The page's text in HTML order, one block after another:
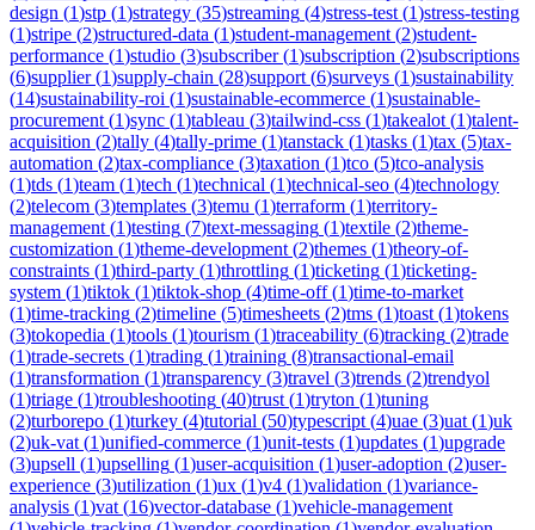
design (1)stp (1)strategy (35)streaming (4)stress-test (1)stress-testing
(1)stripe (2)structured-data (1)student-management (2)student-
performance (1)studio (3)subscriber(1)subscription (2)subscriptions
(6)supplier(1)supply-chain (28)support (6)surveys (1)sustainability
(14)sustainability-roi (1)sustainable-ecommerce (1)sustainable-
procurement (1)sync (1)tableau (3)tailwind-css (1)takealot (1)talent-
acquisition (2)tally (4)tally-prime (1)tanstack (1)tasks (1)tax (5)tax-
automation (2)tax-compliance (3)taxation (1)tco (5)tco-analysis
(1)tds (1)team (1)tech (1)technical (1)technical-seo (4)technology
(2)telecom (3)templates (3)temu (1)terraform (1)territory-
management (1)testing (7)text-messaging (1)textile (2)theme-
customization (1)theme-development (2)themes (1)theory-of-
constraints (1)third-party (1)throttling (1)ticketing (1)ticketing-
system (1)tiktok (1)tiktok-shop (4)time-off(1)time-to-market
(1)time-tracking (2)timeline (5)timesheets (2)tms (1)toast (1)tokens
(3)tokopedia (1)tools (1)tourism (1)traceability (6)tracking (2)trade
(1)trade-secrets (1)trading (1)training (8)transactional-email
(1)transformation (1)transparency (3)travel (3)trends (2)trendyol
(1)triage (1)troubleshooting (40)trust (1)tryton (1)tuning
(2)turborepo (1)turkey (4)tutorial (50)typescript (4)uae (3)uat (1)uk
(2)uk-vat (1)unified-commerce (1)unit-tests (1)updates (1)upgrade
(3)upsell (1)upselling (1)user-acquisition (1)user-adoption (2)user-
experience (3)utilization (1)ux (1)v4 (1)validation (1)variance-
analysis (1)vat (16)vector-database (1)vehicle-management